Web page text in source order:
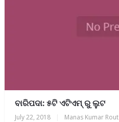
ବାରିପଦା: ୫ଟି ଏଟିଏମ୍ ରୁ ଲୁଟ
July 22, 2018 Manas Kumar Rout